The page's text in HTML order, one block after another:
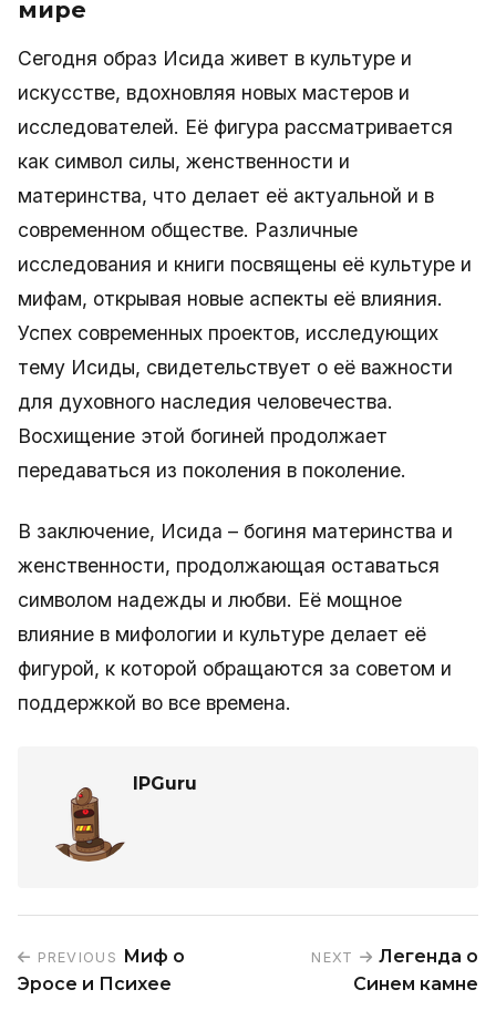
мире
Сегодня образ Исида живет в культуре и
искусстве, вдохновляя новых мастеров и
исследователей. Её фигура рассматривается
как символ силы, женственности и
материнства, что делает её актуальной и в
современном обществе. Различные
исследования и книги посвящены её культуре и
мифам, открывая новые аспекты её влияния.
Успех современных проектов, исследующих
тему Исиды, свидетельствует о её важности
для духовного наследия человечества.
Восхищение этой богиней продолжает
передаваться из поколения в поколение.
В заключение, Исида – богиня материнства и
женственности, продолжающая оставаться
символом надежды и любви. Её мощное
влияние в мифологии и культуре делает её
фигурой, к которой обращаются за советом и
поддержкой во все времена.
IPGuru
PREVIOUS Миф о
Эросе и Психее
NEXT
Легенда о
Синем камне